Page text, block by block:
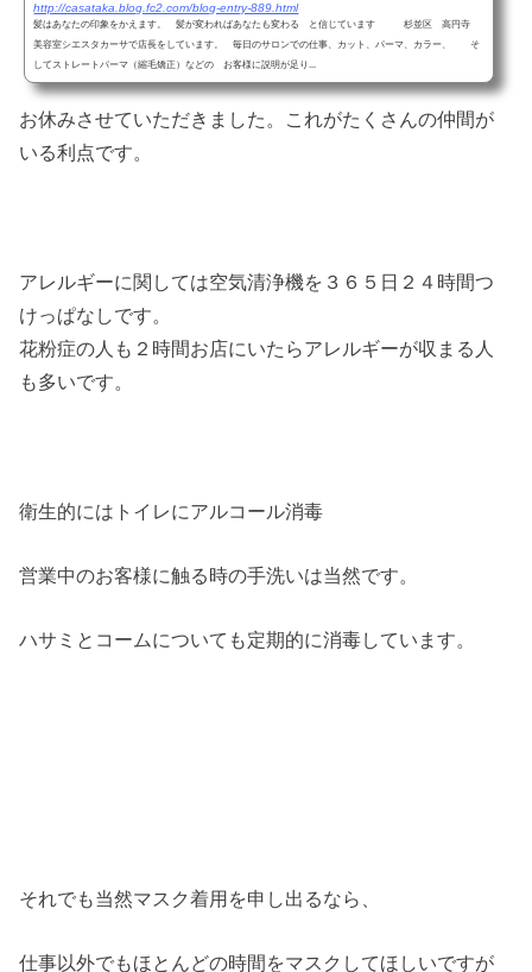
http://casataka.blog.fc2.com/blog-entry-889.html
髪はあなたの印象をかえます。 髪が変わればあなたも変わる と信じています 杉並区 高円寺
美容室シエスタカーサで店長をしています。 毎日のサロンでの仕事、カット、パーマ、カラー、 そ
してストレートパーマ（縮毛矯正）などの お客様に説明が足り...
お休みさせていただきました。これがたくさんの仲間が
いる利点です。
アレルギーに関しては空気清浄機を３６５日２４時間つ
けっぱなしです。
花粉症の人も２時間お店にいたらアレルギーが収まる人
も多いです。
衛生的にはトイレにアルコール消毒
営業中のお客様に触る時の手洗いは当然です。
ハサミとコームについても定期的に消毒しています。
それでも当然マスク着用を申し出るなら、
仕事以外でもほとんどの時間をマスクしてほしいですが